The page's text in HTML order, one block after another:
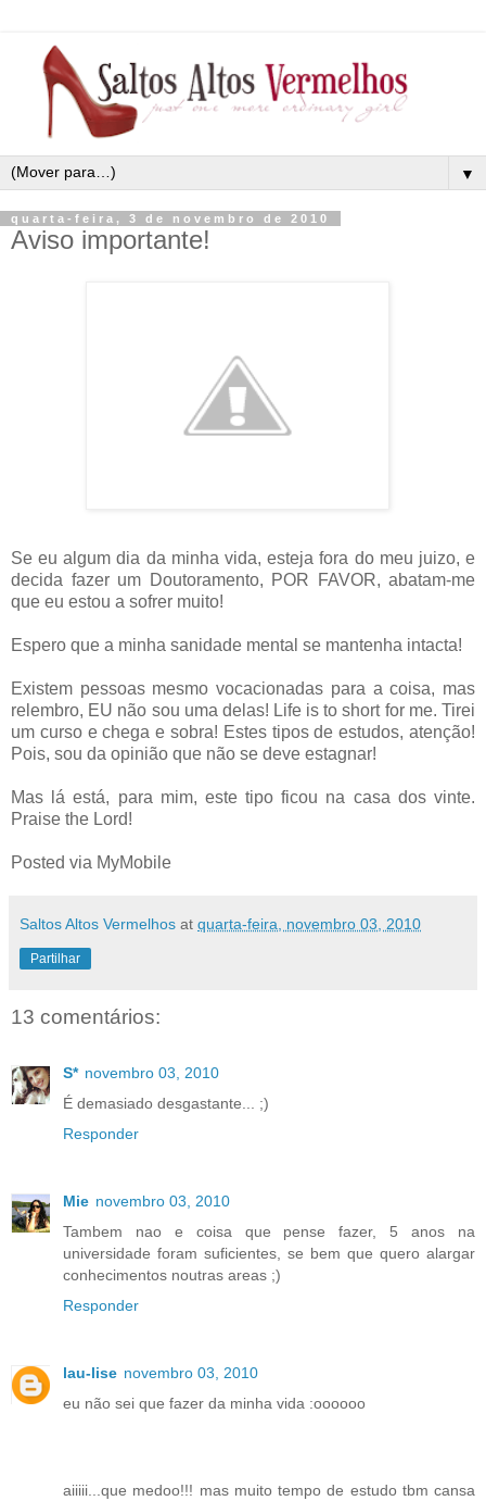
▼
quarta-feira, 3 de novembro de 2010
Aviso importante!
Se eu algum dia da minha vida, esteja fora do meu juizo, e
decida fazer um Doutoramento, POR FAVOR, abatam-me
que eu estou a sofrer muito!
Espero que a minha sanidade mental se mantenha intacta!
Existem pessoas mesmo vocacionadas para a coisa, mas
relembro, EU não sou uma delas! Life is to short for me. Tirei
um curso e chega e sobra! Estes tipos de estudos, atenção!
Pois, sou da opinião que não se deve estagnar!
Mas lá está, para mim, este tipo ficou na casa dos vinte.
Praise the Lord!
Posted via MyMobile
Saltos Altos Vermelhos at quarta-feira, novembro 03, 2010
Partilhar
13 comentários:
S* novembro 03, 2010
É demasiado desgastante... ;)
Responder
Mie novembro 03, 2010
Tambem nao e coisa que pense fazer, 5 anos na
universidade foram suficientes, se bem que quero alargar
conhecimentos noutras areas ;)
Responder
lau-lise novembro 03, 2010
eu não sei que fazer da minha vida :oooooo
aiiiii...que medoo!!! mas muito tempo de estudo tbm cansa